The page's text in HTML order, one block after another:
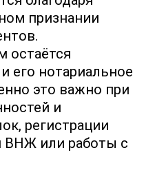
признании
остаётся
его нотариальное
это важно при
и
регистрации
ВНЖ или работы с